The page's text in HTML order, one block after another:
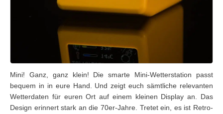
Mini! Ganz, ganz klein! Die smarte Mini-Wetterstation passt
bequem in in eure Hand. Und zeigt euch sämtliche relevanten
Wetterdaten für euren Ort auf einem kleinen Display an. Das
Design erinnert stark an die 70er-Jahre. Tretet ein, es ist Retro-